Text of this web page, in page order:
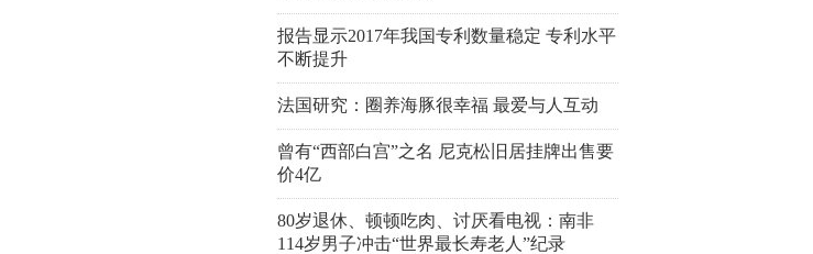
报告显示2017年我国专利数量稳定 专利水平
不断提升
法国研究：圈养海豚很幸福 最爱与人互动
曾有“西部白宫”之名 尼克松旧居挂牌出售要
价4亿
80岁退休、顿顿吃肉、讨厌看电视：南非
114岁男子冲击“世界最长寿老人”纪录